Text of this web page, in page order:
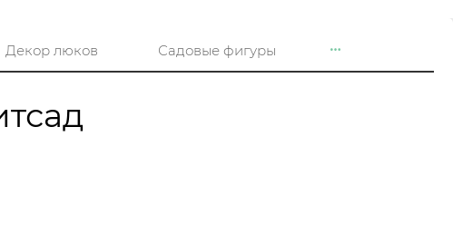
Декор люков Садовые фигуры